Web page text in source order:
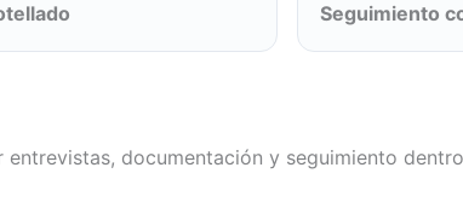
Seguimiento
documentación y seguimiento